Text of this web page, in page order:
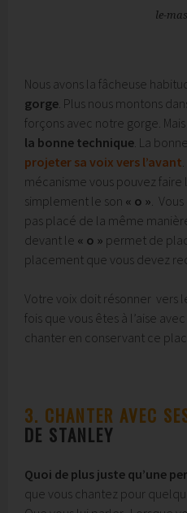
le-
Nous avons la fâcheuse
gorge. Plus nous montons
forçons avec notre gorge.
la bonne technique. La
projeter sa voix vers l’avant
mécanisme vous pouvez faire
simplement le son « o ».
pas placé de la même
devant le « o » permet de
placement que vous devez
Votre voix doit résonner vers
fois que vous êtes à l’aise
chanter en conservant ce
3. CHANTER AVEC
DE STANLEY
Quoi de plus juste qu’une
que vous chantez pour